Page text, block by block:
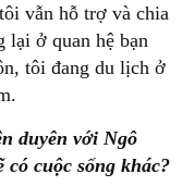
vẫn hỗ trợ và chia
lại ở quan hệ bạn
tôi đang du lịch ở
duyên với Ngô
cuộc sống khác?